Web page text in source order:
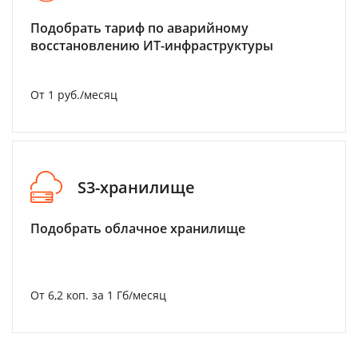
Подобрать тариф по аварийному
восстановлению ИТ-инфраструктуры
От 1 руб./месяц
S3-хранилище
Подобрать облачное хранилище
От 6,2 коп. за 1 Гб/месяц